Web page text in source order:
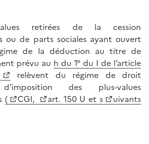
retirées de la cession
ou de parts sociales ayant ouvert
de la déduction au titre de
prévu au h du 1° du I de l’article
relèvent du régime de droit
des plus-values
( CGI, art. 150 U et s
uivants